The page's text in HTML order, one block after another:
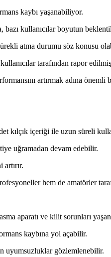
kaybı yaşanabiliyor.
kullanıcılar boyutun
atma durumu söz konusu
tarafından rapor
artırmak adına
kılçık içeriği ile uzun süreli
uğramadan devam edebilir.
hem de amatörler
aparatı ve kilit sorunları
kaybına yol açabilir.
uyumsuzluklar gözlemlenebilir.